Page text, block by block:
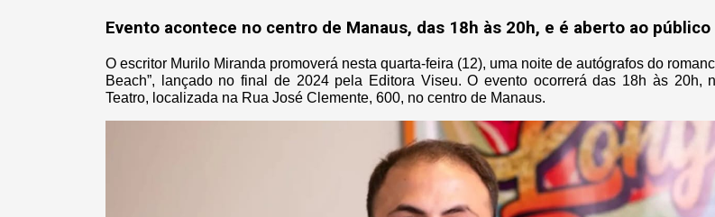
Evento acontece no centro de Manaus, das 18h às 20h, e é aberto ao público
O escritor Murilo Miranda promoverá nesta quarta-feira (12), uma noite de autógrafos do
Beach”, lançado no final de 2024 pela Editora Viseu. O evento ocorrerá das 18h às 20h,
Teatro, localizada na Rua José Clemente, 600, no centro de Manaus.